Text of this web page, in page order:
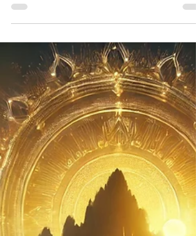
sérénité et une connexion profonde avec la
nature.